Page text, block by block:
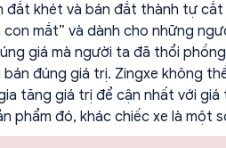
khét và bán đắt thành tự
mắt” và dành cho những
giá mà người ta đã thổi
đúng giá trị. Zingxe không
tăng giá trị để cận nhất với
phẩm đó, khác chiếc xe là một